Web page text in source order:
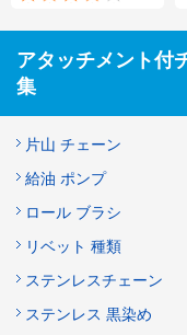
アタッチメント付
集
片山 チェーン
給油 ポンプ
ロール ブラシ
リベット 種類
ステンレスチェーン
ステンレス 黒染め